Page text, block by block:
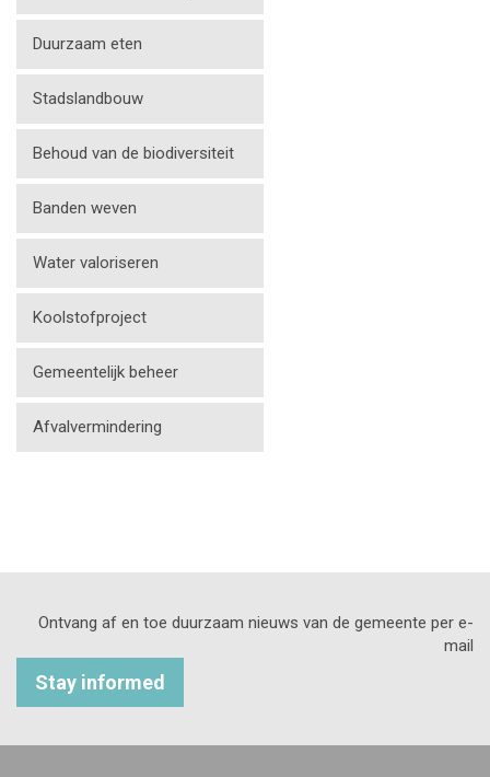
Duurzaam eten
Stadslandbouw
Behoud van de biodiversiteit
Banden weven
Water valoriseren
Koolstofproject
Gemeentelijk beheer
Afvalvermindering
Ontvang af en toe duurzaam nieuws van de gemeente per e-
mail
Stay informed